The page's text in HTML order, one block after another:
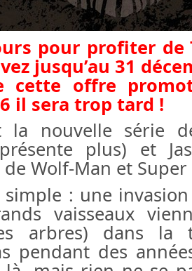
pour profiter de
jusqu’au 31
cette offre
il sera trop tard !
la nouvelle série
plus) et
Wolf-Man et
simple : une
vaisseaux
arbres) dans la
pendant des